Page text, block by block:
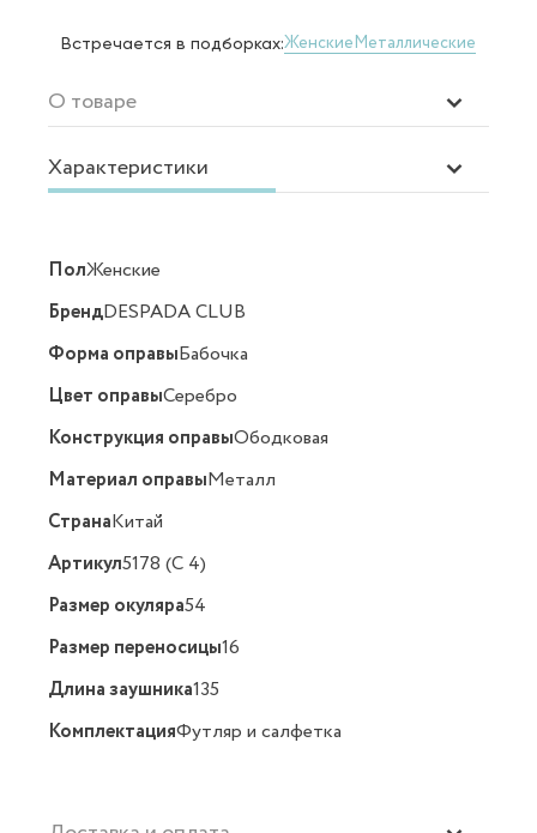
Встречается в подборках:ЖенскиеМеталлические
О товаре
Характеристики
ПолЖенские
БрендDESPADA CLUB
Форма оправыБабочка
Цвет оправыСеребро
Конструкция оправыОбодковая
Материал оправыМеталл
СтранаКитай
Артикул5178 (C 4)
Размер окуляра54
Размер переносицы16
Длина заушника135
КомплектацияФутляр и салфетка